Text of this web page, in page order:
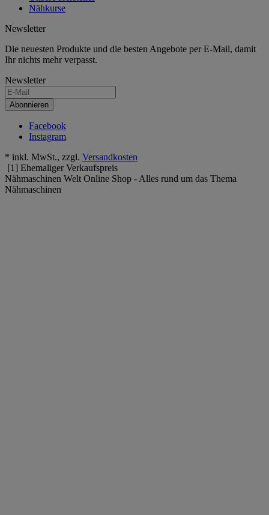
Nähkurse
Newsletter
Die neuesten Produkte und die besten Angebote per E-Mail, damit
Ihr nichts mehr verpasst.
Newsletter
Abonnieren
Facebook
Instagram
* inkl. MwSt., zzgl. Versandkosten
[1] Ehemaliger Verkaufspreis
Nähmaschinen Welt Online Shop - Alles rund um das Thema
Nähmaschinen